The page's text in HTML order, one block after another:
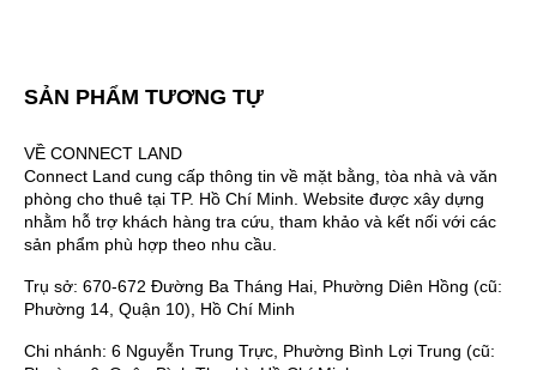
SẢN PHẨM TƯƠNG TỰ
VỀ CONNECT LAND
Connect Land cung cấp thông tin về mặt bằng, tòa nhà và văn
phòng cho thuê tại TP. Hồ Chí Minh. Website được xây dựng
nhằm hỗ trợ khách hàng tra cứu, tham khảo và kết nối với các
sản phẩm phù hợp theo nhu cầu.
Trụ sở: 670-672 Đường Ba Tháng Hai, Phường Diên Hồng (cũ:
Phường 14, Quận 10), Hồ Chí Minh
Chi nhánh: 6 Nguyễn Trung Trực, Phường Bình Lợi Trung (cũ: